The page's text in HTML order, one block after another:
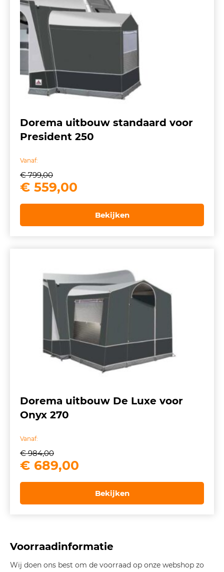
Dorema uitbouw standaard voor
President 250
Vanaf:
€799,00
Oorspronkelijke
€ 799,00.
€ 559,00
€ 559,00.
Bekijken
Dorema uitbouw De Luxe voor
Onyx 270
Vanaf:
€984,00
Oorspronkelijke
€ 984,00.
€ 689,00
€ 689,00.
Bekijken
Voorraadinformatie
Wij doen ons best om de voorraad op onze webshop zo